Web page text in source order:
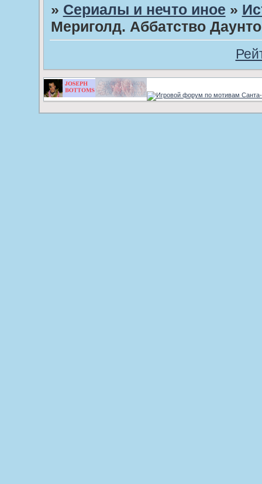
» Сериалы и нечто иное »
Мериголд. Аббатство